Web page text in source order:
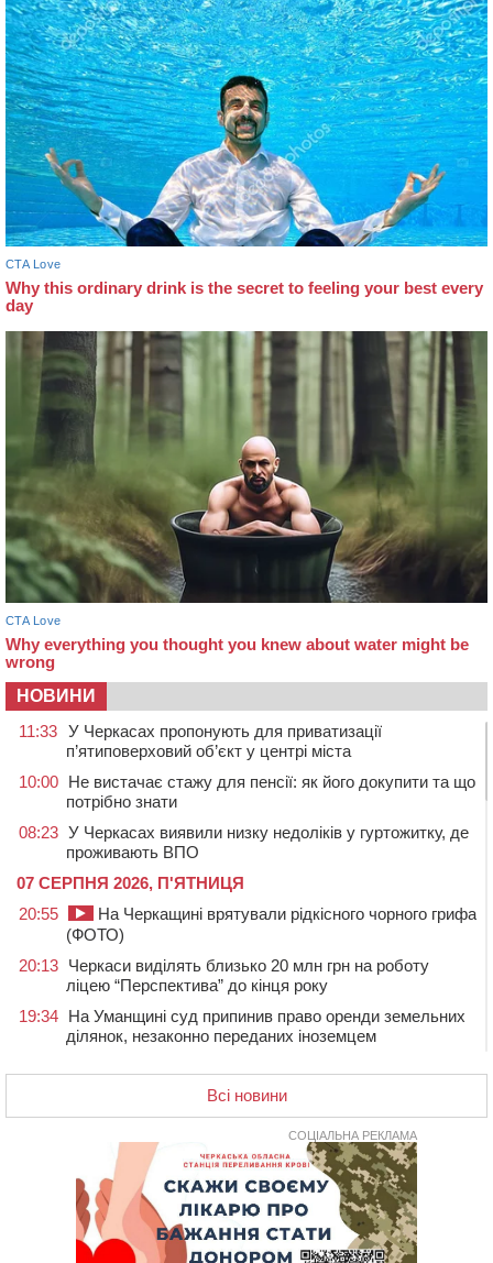
НОВИНИ
11:33 У Черкасах пропонують для приватизації
п’ятиповерховий об’єкт у центрі міста
10:00 Не вистачає стажу для пенсії: як його докупити та що
потрібно знати
08:23 У Черкасах виявили низку недоліків у гуртожитку, де
проживають ВПО
07 СЕРПНЯ 2026, П'ЯТНИЦЯ
20:55
На Черкащині врятували рідкісного чорного грифа
(ФОТО)
20:13 Черкаси виділять близько 20 млн грн на роботу
ліцею “Перспектива” до кінця року
19:34 На Уманщині суд припинив право оренди земельних
ділянок, незаконно переданих іноземцем
стали фіналістками Global Teacher Prize Ukraine 2026
18:23 Зарядка, йога, сапи та нові знайомства: у Черкасах
закрили сезон літнього табору для людей поважного
“Це страшна несправедливість”: мати хворого на
СМА 13-річного хлопця із Драбівщини просить
ОВА виділити кошти на дороговартісні ліки
Всі новини
СОЦІАЛЬНА РЕКЛАМА